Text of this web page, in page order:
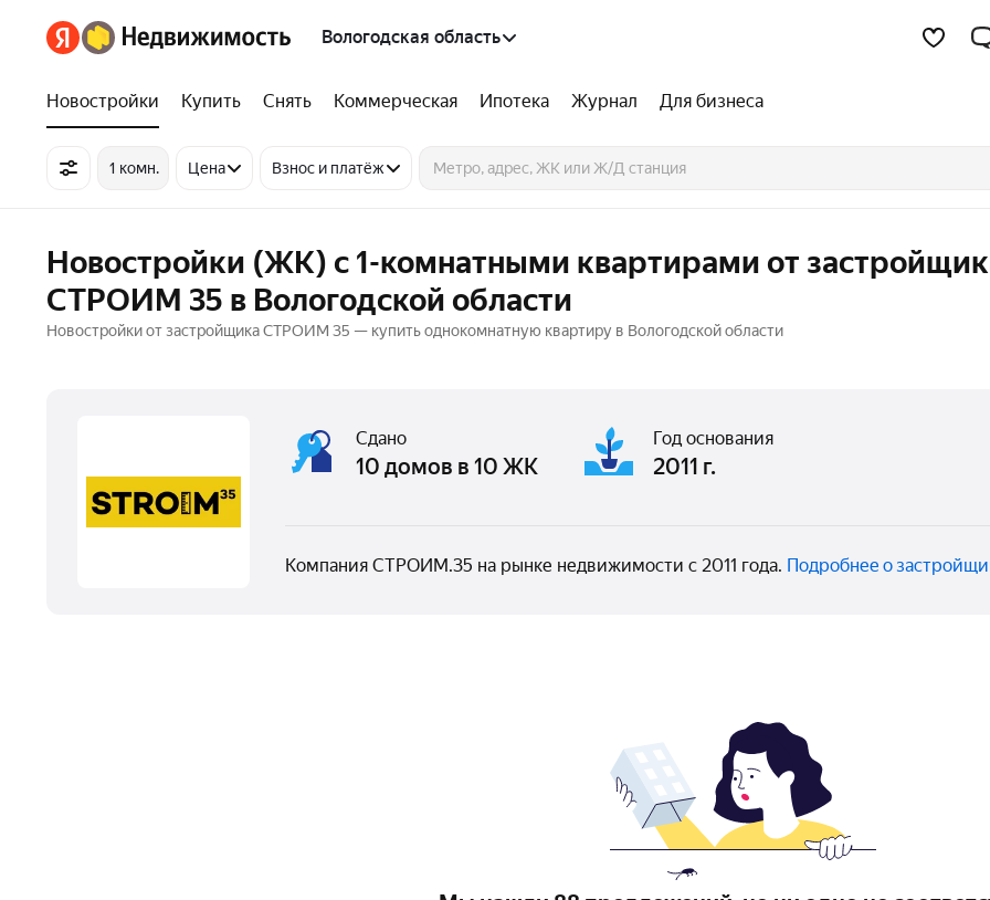
Вологодская область
Новостройки Купить Снять Коммерческая Ипотека Журнал Для бизнеса
1 комн. Цена Взнос и платёж
Новостройки (ЖК) с 1-комнатными квартирами от
СТРОИМ 35 в Вологодской области
Новостройки от застройщика СТРОИМ 35 — купить однокомнатную квартиру в Вологодской области
Сдано
10 домов в 10 ЖК
Год основания
2011 г.
Компания СТРОИМ.35 на рынке недвижимости с 2011 года. Подробнее о